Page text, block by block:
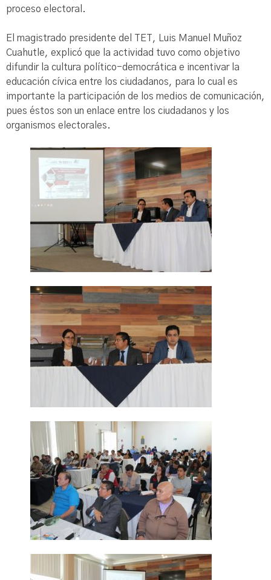
proceso electoral.
El magistrado presidente del TET, Luis Manuel Muñoz
Cuahutle, explicó que la actividad tuvo como objetivo
difundir la cultura político-democrática e incentivar la
educación cívica entre los ciudadanos, para lo cual es
importante la participación de los medios de comunicación,
pues éstos son un enlace entre los ciudadanos y los
organismos electorales.